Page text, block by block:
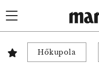
Hőkupola